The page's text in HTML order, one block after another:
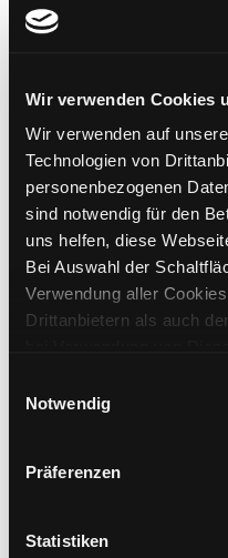
Wir verwenden Cookies
Wir verwenden auf
Technologien von
personenbezogenen
sind notwendig für den
uns helfen, diese
Bei Auswahl der
Verwendung aller
Drittanbietern als auch
(Länder außerhalb des
Datenschutzniveau)
ausgeschlossen werden.
Einwilligung erteilen
Notwendig
Präferenzen
Statistiken
Zweigstelle:
Nord -
Signatur:DR.JF LIC
Standort 2:Ausleihe
Status:Verfügbar
Vorbestellungen:0
Mediengruppe:
Frist: